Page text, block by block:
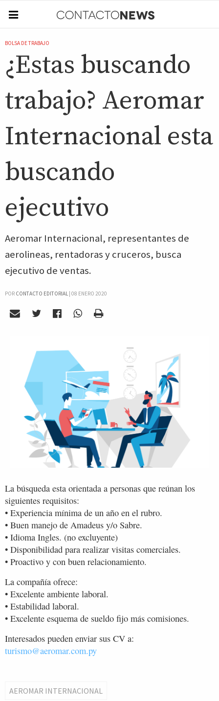
BOLSA DE TRABAJO
¿Estas buscando
trabajo? Aeromar
Internacional esta
buscando
ejecutivo
Aeromar Internacional, representantes de
aerolineas, rentadoras y cruceros, busca
ejecutivo de ventas.
POR CONTACTO EDITORIAL| 08 ENERO 2020
La búsqueda esta orientada a personas que reúnan los
siguientes requisitos:
• Experiencia mínima de un año en el rubro.
• Buen manejo de Amadeus y/o Sabre.
• Idioma Ingles. (no excluyente)
• Disponibilidad para realizar visitas comerciales.
• Proactivo y con buen relacionamiento.
La compañía ofrece:
• Excelente ambiente laboral.
• Estabilidad laboral.
• Excelente esquema de sueldo fijo más comisiones.
Interesados pueden enviar sus CV a:
turismo@aeromar.com.py
AEROMAR INTERNACIONAL